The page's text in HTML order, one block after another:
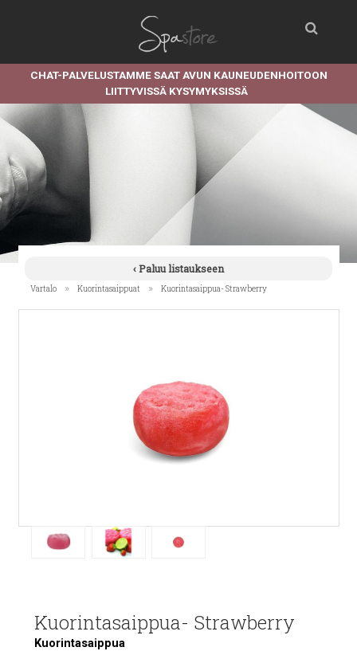
CHAT-PALVELUSTAMME SAAT AVUN KAUNEUDENHOITOON
LIITTYVISSÄ KYSYMYKSISSÄ
‹ Paluu listaukseen
Vartalo » Kuorintasaippuat » Kuorintasaippua- Strawberry
Kuorintasaippua- Strawberry
Kuorintasaippua